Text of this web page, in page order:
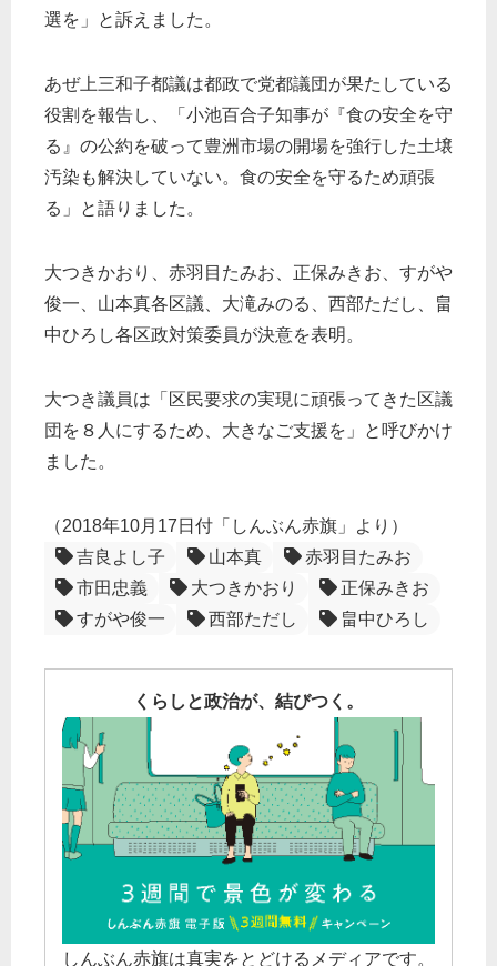
選を」と訴えました。
あぜ上三和子都議は都政で党都議団が果たしている
役割を報告し、「小池百合子知事が『食の安全を守
る』の公約を破って豊洲市場の開場を強行した土壌
汚染も解決していない。食の安全を守るため頑張
る」と語りました。
大つきかおり、赤羽目たみお、正保みきお、すがや
俊一、山本真各区議、大滝みのる、西部ただし、畠
中ひろし各区政対策委員が決意を表明。
大つき議員は「区民要求の実現に頑張ってきた区議
団を８人にするため、大きなご支援を」と呼びかけ
ました。
（2018年10月17日付「しんぶん赤旗」より）
吉良よし子
山本真
赤羽目たみお
市田忠義
大つきかおり
正保みきお
すがや俊一
西部ただし 畠中ひろし
くらしと政治が、結びつく。
しんぶん赤旗は真実をとどけるメディアです。